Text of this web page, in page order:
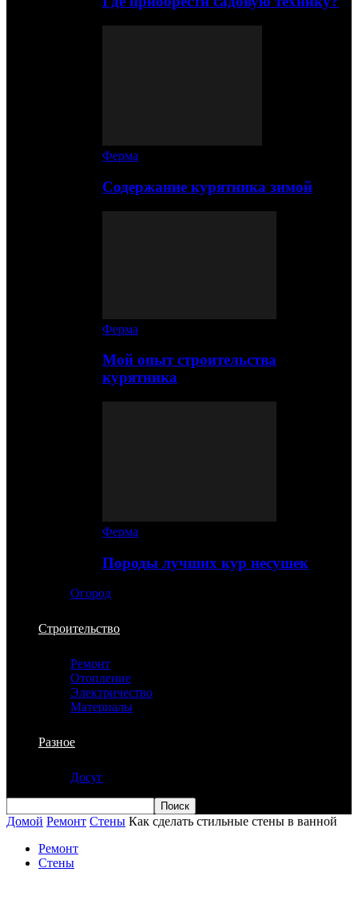
Ферма
Содержание курятника зимой
Ферма
Мой опыт строительства
курятника
Ферма
Породы лучших кур несушек
Огород
Строительство
Ремонт
Отопление
Электричество
Материалы
Разное
Досуг
Домой Ремонт Стены Как сделать стильные стены в ванной
Ремонт
Стены